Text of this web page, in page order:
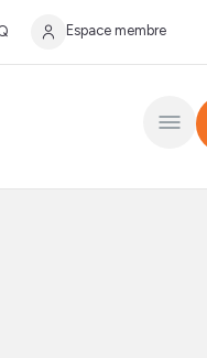
Espace membre